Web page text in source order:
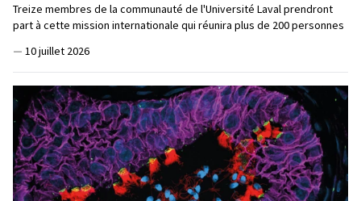
Treize membres de la communauté de l'Université Laval prendront
part à cette mission internationale qui réunira plus de 200 personnes
— 10 juillet 2026